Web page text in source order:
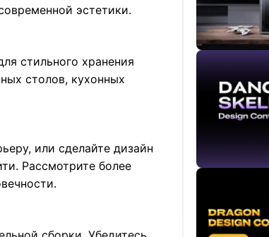
эстетики.
стильного хранения
столов, кухонных
или сделайте дизайн
Рассмотрите более